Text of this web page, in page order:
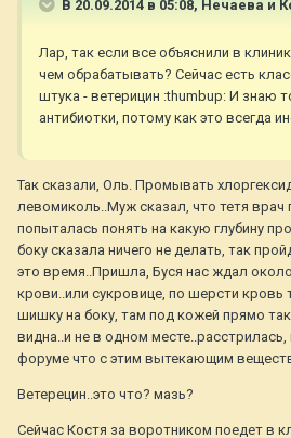
В 20.09.2014 в 05:08, Нечаева и
Лар, так если все объяснили в
чем обрабатывать? Сейчас есть
штука - ветерицин :thumbup: И знаю
антибиотки, потому как это всегда
Так сказали, Оль. Промывать
левомиколь..Муж сказал, что тетя врач
попыталась понять на какую глубину
боку сказала ничего не делать, так
это время..Пришла, Буся нас ждал
крови..или сукровице, по шерсти кровь
шишку на боку, там под кожей прямо
видна..и не в одном
форуме что с этим вытекающим
Ветерецин..это что? мазь?
Сейчас Костя за воротником поедет в